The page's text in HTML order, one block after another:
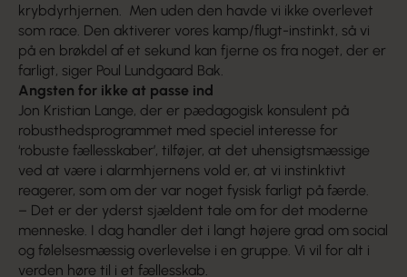
krybdyrhjernen. Men uden den havde vi ikke overlevet
som race. Den aktiverer vores kamp/flugt-instinkt, så vi
på en brøkdel af et sekund kan fjerne os fra noget, der er
farligt, siger Poul Lundgaard Bak.
Angsten for ikke at passe ind
Jon Kristian Lange, der er pædagogisk konsulent på
robusthedsprogrammet med speciel interesse for
‘robuste fællesskaber’, tilføjer, at det uhensigtsmæssige
ved at være i alarmhjernens vold er, at vi instinktivt
reagerer, som om der var noget fysisk farligt på færde.
– Det er der yderst sjældent tale om for det moderne
menneske. I dag handler det i langt højere grad om social
og følelsesmæssig overlevelse i en gruppe. Vi vil for alt i
verden høre til i et fællesskab.